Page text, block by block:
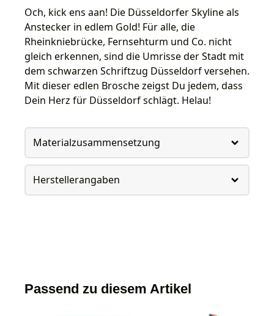
Och, kick ens aan! Die Düsseldorfer Skyline als
Anstecker in edlem Gold! Für alle, die
Rheinkniebrücke, Fernsehturm und Co. nicht
gleich erkennen, sind die Umrisse der Stadt mit
dem schwarzen Schriftzug Düsseldorf versehen.
Mit dieser edlen Brosche zeigst Du jedem, dass
Dein Herz für Düsseldorf schlägt. Helau!
Materialzusammensetzung
Herstellerangaben
Passend zu diesem Artikel